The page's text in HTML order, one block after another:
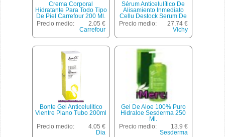
Crema Corporal
Hidratante Para Todo Tipo
De Piel Carrefour 200 Ml.
Precio medio:
2.05 €
Carrefour
Sérum Anticelulítico De
Alisamiento Inmediato
Cellu Destock Serum De
Vichy 125 Mililitros
Precio medio:
27.74 €
Vichy
Bonte Gel Anticelulitico
Vientre Plano Tubo 200ml
Precio medio:
4.05 €
Dia
Gel De Aloe 100% Puro
Hidraloe Sesderma 250
Ml.
Precio medio:
13.9 €
Sesderma